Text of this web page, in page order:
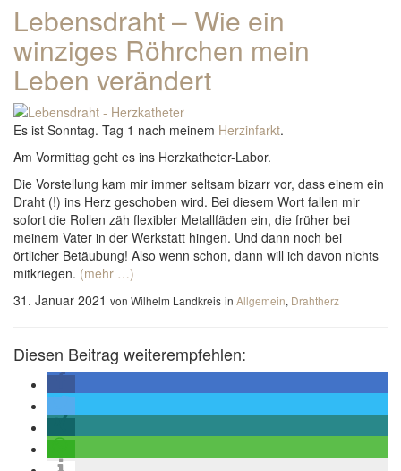
Lebensdraht – Wie ein
winziges Röhrchen mein
Leben verändert
Es ist Sonntag. Tag 1 nach meinem Herzinfarkt.
Am Vormittag geht es ins Herzkatheter-Labor.
Die Vorstellung kam mir immer seltsam bizarr vor, dass einem ein
Draht (!) ins Herz geschoben wird. Bei diesem Wort fallen mir
sofort die Rollen zäh flexibler Metallfäden ein, die früher bei
meinem Vater in der Werkstatt hingen. Und dann noch bei
örtlicher Betäubung! Also wenn schon, dann will ich davon nichts
mitkriegen. (mehr …)
31. Januar 2021 von Wilhelm Landkreis in Allgemein, Drahtherz
Diesen Beitrag weiterempfehlen: